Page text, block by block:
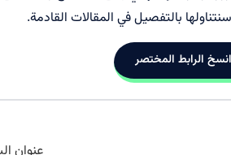
بالتفصيل في المقالات القادمة.
انسخ الرابط المختصر